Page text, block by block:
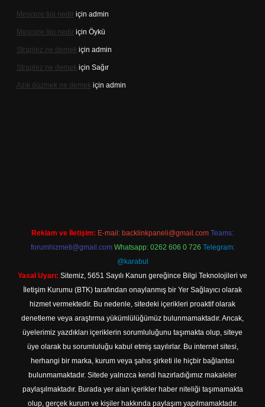
Meşcere tipi nedir için admin
Meşcere tipi nedir için Öykü
Straplez ne demek için admin
Straplez ne demek için Sağır
Azık düzmek ne demek için admin
Reklam ve İletişim: E-mail: backlinkpaneli@gmail.com Teams:
forumhizmeti@gmail.com Whatsapp: 0262 606 0 726 Telegram:
@karabul
Yasal Uyarı: Sitemiz, 5651 Sayılı Kanun gereğince Bilgi Teknolojileri ve
İletişim Kurumu (BTK) tarafından onaylanmış bir Yer Sağlayıcı olarak
hizmet vermektedir. Bu nedenle, sitedeki içerikleri proaktif olarak
denetleme veya araştırma yükümlülüğümüz bulunmamaktadır. Ancak,
üyelerimiz yazdıkları içeriklerin sorumluluğunu taşımakta olup, siteye
üye olarak bu sorumluluğu kabul etmiş sayılırlar. Bu internet sitesi,
herhangi bir marka, kurum veya şahıs şirketi ile hiçbir bağlantısı
bulunmamaktadır. Sitede yalnızca kendi hazırladığımız makaleler
paylaşılmaktadır. Burada yer alan içerikler haber niteliği taşımamakta
olup, gerçek kurum ve kişiler hakkında paylaşım yapılmamaktadır.